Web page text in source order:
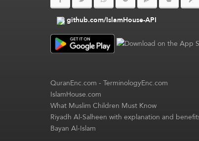
github.com/IslamHouse-API
QuranEnc.com-TerminologyEnc.com
IslamHouse.com
What Muslim Children Must Know
Riyadh Al-Salheen with explanation and
Bayan Al-Islam